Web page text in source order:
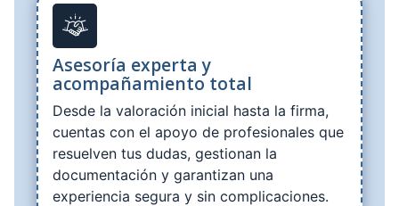
Asesoría experta y
acompañamiento total
Desde la valoración inicial hasta la firma,
cuentas con el apoyo de profesionales que
resuelven tus dudas, gestionan la
documentación y garantizan una
experiencia segura y sin complicaciones.